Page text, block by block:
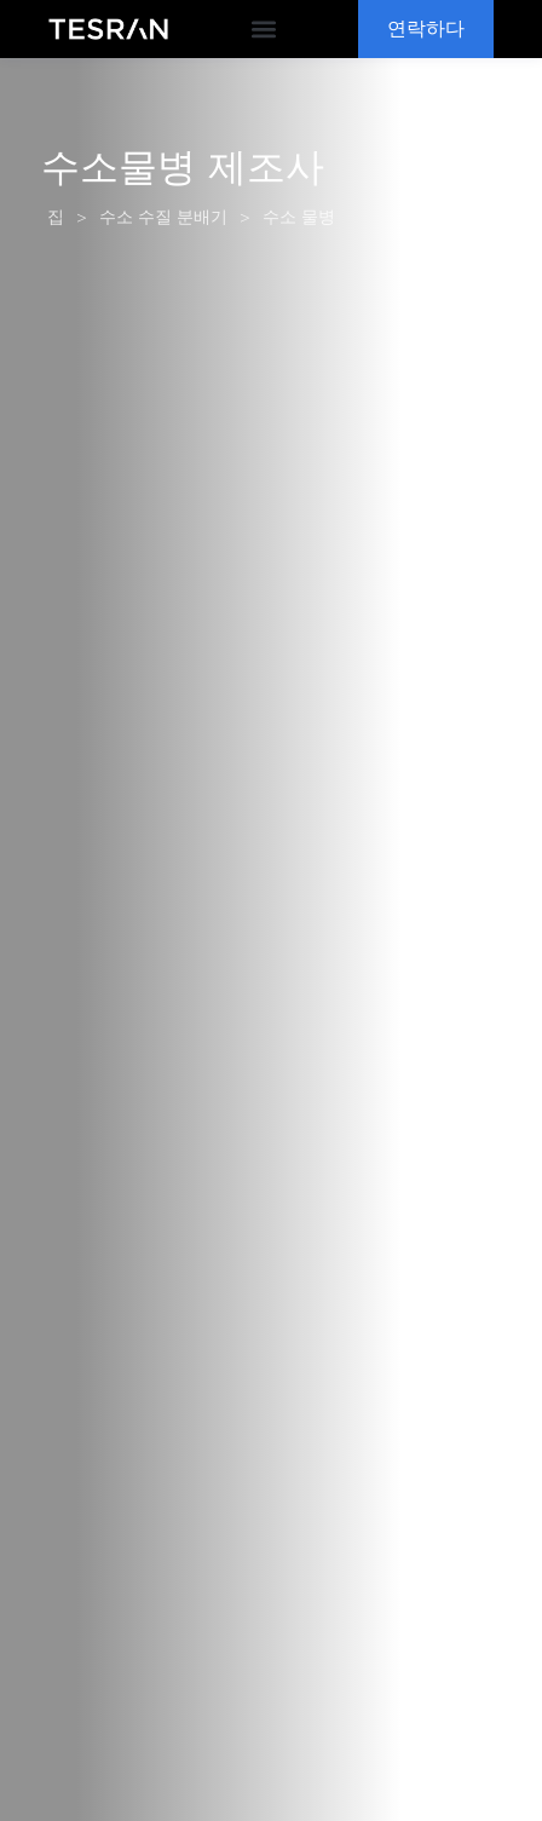
연락하다
수소물병 제조사
집 > 수소 수질 분배기 > 수소 물병